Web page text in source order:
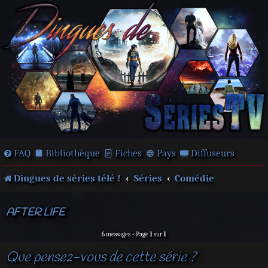
FAQ Bibliothèque Fiches Pays Diffuseurs
Dingues de séries télé ! Séries Comédie
AFTER LIFE
6 messages • Page1sur1
Que pensez-vous de cette série ?